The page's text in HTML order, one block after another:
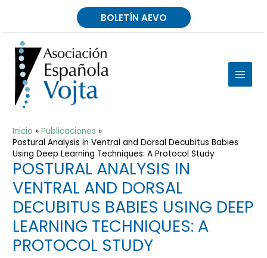
BOLETÍN AEVO
MAIN
Inicio
Publicaciones
Postural Analysis in Ventral and Dorsal Decubitus Babies
Using Deep Learning Techniques: A Protocol Study
POSTURAL ANALYSIS IN
VENTRAL AND DORSAL
DECUBITUS BABIES USING DEEP
LEARNING TECHNIQUES: A
PROTOCOL STUDY